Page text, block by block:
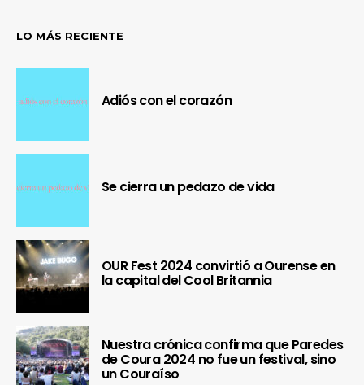
LO MÁS RECIENTE
Adiós con el corazón
Se cierra un pedazo de vida
OUR Fest 2024 convirtió a Ourense en
la capital del Cool Britannia
Nuestra crónica confirma que Paredes
de Coura 2024 no fue un festival, sino
un Couraíso